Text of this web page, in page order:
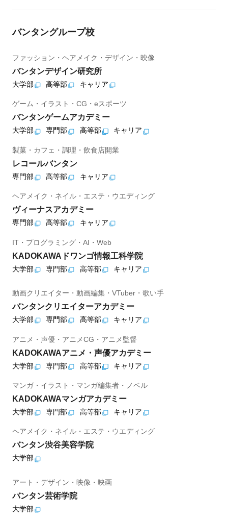
バンタングループ校
ファッション・ヘアメイク・デザイン・映像
バンタンデザイン研究所
大学部 高等部 キャリア
ゲーム・イラスト・CG・eスポーツ
バンタンゲームアカデミー
大学部 専門部 高等部 キャリア
製菓・カフェ・調理・飲食店開業
レコールバンタン
専門部 高等部 キャリア
ヘアメイク・ネイル・エステ・ウエディング
ヴィーナスアカデミー
専門部 高等部 キャリア
IT・プログラミング・AI・Web
KADOKAWAドワンゴ情報工科学院
大学部 専門部 高等部 キャリア
動画クリエイター・動画編集・VTuber・歌い手
バンタンクリエイターアカデミー
大学部 専門部 高等部 キャリア
アニメ・声優・アニメCG・アニメ監督
KADOKAWAアニメ・声優アカデミー
大学部 専門部 高等部 キャリア
マンガ・イラスト・マンガ編集者・ノベル
KADOKAWAマンガアカデミー
大学部 専門部 高等部 キャリア
ヘアメイク・ネイル・エステ・ウエディング
バンタン渋谷美容学院
大学部
アート・デザイン・映像・映画
バンタン芸術学院
大学部